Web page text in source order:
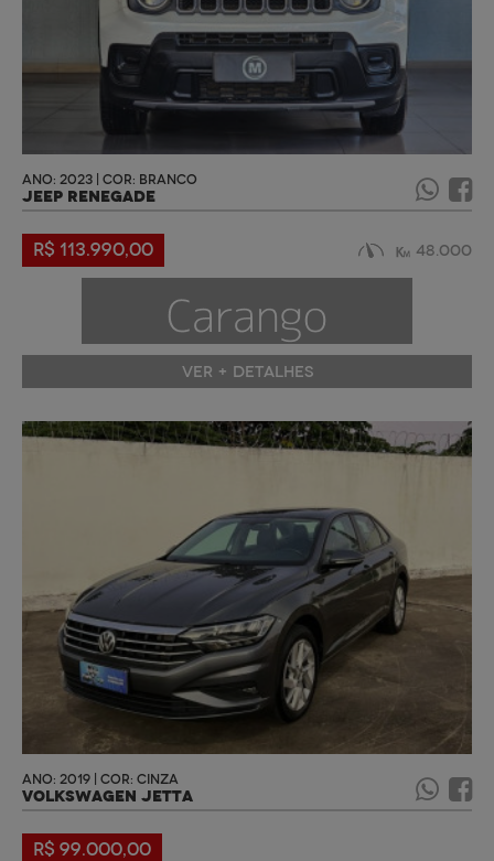
ANO: 2023 | COR: BRANCO
JEEP RENEGADE
R$ 113.990,00 48.000
VER + DETALHES
ANO: 2019 | COR: CINZA
VOLKSWAGEN JETTA
R$ 99.000,00